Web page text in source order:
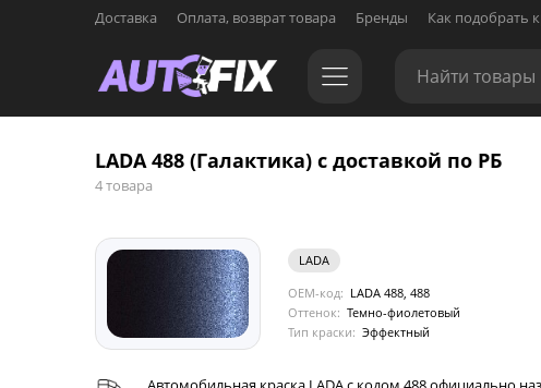
Доставка Оплата, возврат товара Бренды Как подобрать
LADA 488 (Галактика) с доставкой по РБ
4 товара
LADA
OEM-код: LADA 488, 488
Оттенок: Темно-фиолетовый
Тип краски: Эффектный